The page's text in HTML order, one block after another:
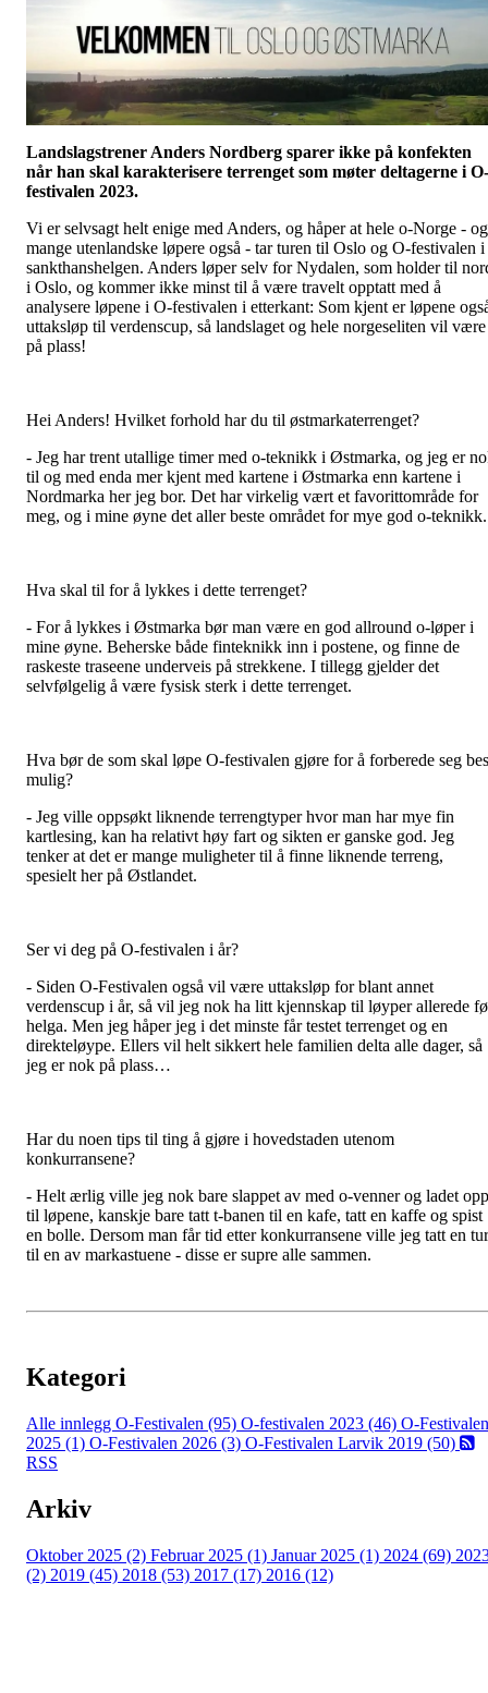
Landslagstrener Anders Nordberg sparer ikke på konfekten
når han skal karakterisere terrenget som møter deltagerne i O-
festivalen 2023.
Vi er selvsagt helt enige med Anders, og håper at hele o-Norge - og
mange utenlandske løpere også - tar turen til Oslo og O-festivalen i
sankthanshelgen. Anders løper selv for Nydalen, som holder til
i Oslo, og kommer ikke minst til å være travelt opptatt med å
analysere løpene i O-festivalen i etterkant: Som kjent er løpene
uttaksløp til verdenscup, så landslaget og hele norgeseliten vil være
på plass!
Hei Anders! Hvilket forhold har du til østmarkaterrenget?
- Jeg har trent utallige timer med o-teknikk i Østmarka, og jeg er
til og med enda mer kjent med kartene i Østmarka enn kartene i
Nordmarka her jeg bor. Det har virkelig vært et favorittområde for
meg, og i mine øyne det aller beste området for mye god o-teknikk.
Hva skal til for å lykkes i dette terrenget?
- For å lykkes i Østmarka bør man være en god allround o-løper i
mine øyne. Beherske både finteknikk inn i postene, og finne de
raskeste traseene underveis på strekkene. I tillegg gjelder det
selvfølgelig å være fysisk sterk i dette terrenget.
Hva bør de som skal løpe O-festivalen gjøre for å forberede seg
mulig?
- Jeg ville oppsøkt liknende terrengtyper hvor man har mye fin
kartlesing, kan ha relativt høy fart og sikten er ganske god. Jeg
tenker at det er mange muligheter til å finne liknende terreng,
spesielt her på Østlandet.
Ser vi deg på O-festivalen i år?
- Siden O-Festivalen også vil være uttaksløp for blant annet
verdenscup i år, så vil jeg nok ha litt kjennskap til løyper allerede
helga. Men jeg håper jeg i det minste får testet terrenget og en
direkteløype. Ellers vil helt sikkert hele familien delta alle dager, så
jeg er nok på plass…
Har du noen tips til ting å gjøre i hovedstaden utenom
konkurransene?
- Helt ærlig ville jeg nok bare slappet av med o-venner og ladet opp
til løpene, kanskje bare tatt t-banen til en kafe, tatt en kaffe og spist
en bolle. Dersom man får tid etter konkurransene ville jeg tatt en tur
til en av markastuene - disse er supre alle sammen.
Kategori
Alle innlegg O-Festivalen (95) O-festivalen 2023 (46) O-Festivalen
2025 (1) O-Festivalen 2026 (3) O-Festivalen Larvik 2019 (50)
RSS
Arkiv
Oktober 2025 (2) Februar 2025 (1) Januar 2025 (1) 2024 (69)
(2) 2019 (45) 2018 (53) 2017 (17) 2016 (12)